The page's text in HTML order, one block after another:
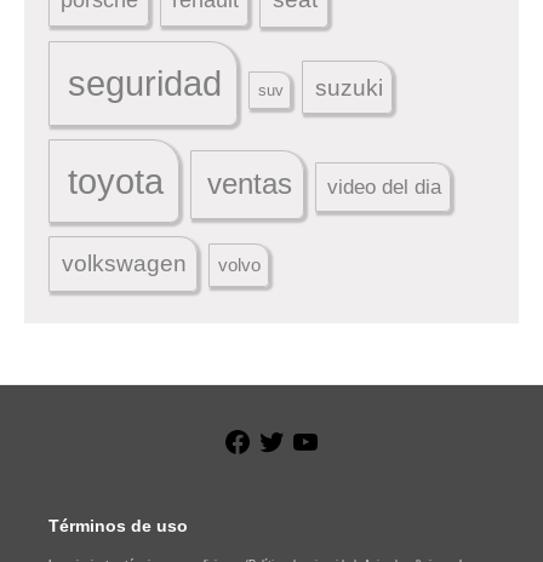
seguridad suv suzuki
toyota ventas video del dia
volkswagen volvo
Facebook
Twitter
Términos de uso